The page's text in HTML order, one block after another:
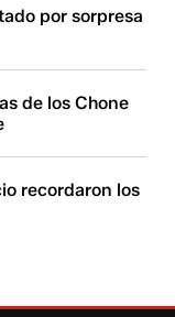
por sorpresa
de los Chone
recordaron los